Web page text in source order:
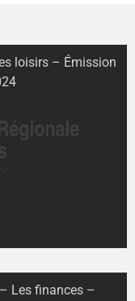
loisirs – Émission
– Les finances –